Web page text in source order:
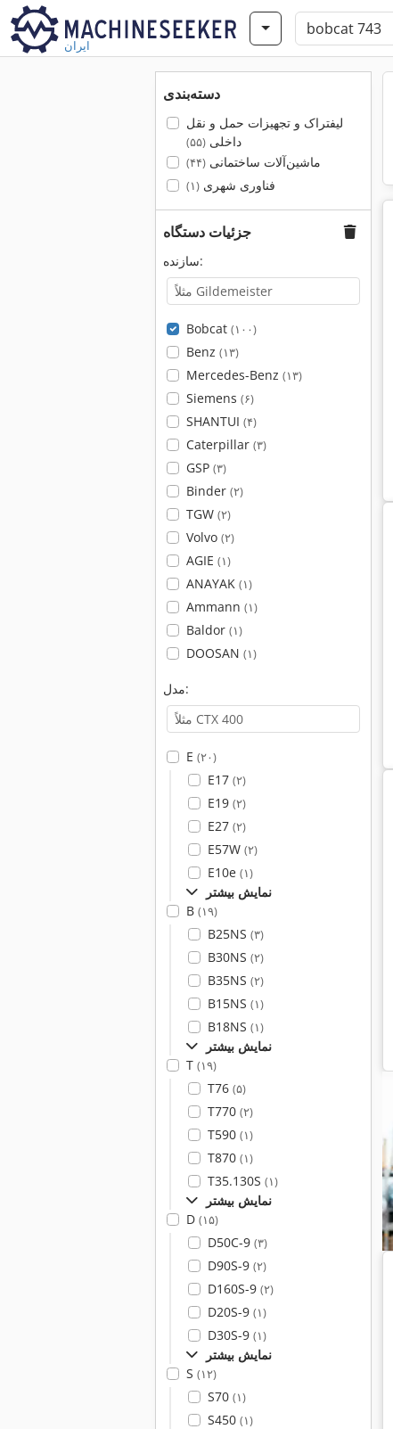
ایران
دسته‌بندی
لیفتراک و تجهیزات حمل و نقل
داخلی(۵۵)
ماشین‌آلات ساختمانی(۴۴)
فناوری شهری(۱)
جزئیات دستگاه
سازنده:
Bobcat (۱۰۰)
Benz (۱۳)
Mercedes-Benz (۱۳)
Siemens (۶)
SHANTUI (۴)
Caterpillar (۳)
GSP (۳)
Binder (۲)
TGW (۲)
Volvo (۲)
AGIE (۱)
ANAYAK (۱)
Ammann (۱)
Baldor (۱)
DOOSAN (۱)
مدل:
E (۲۰)
E17 (۲)
E19 (۲)
E27 (۲)
E57W (۲)
E10e (۱)
نمایش بیشتر
B (۱۹)
B25NS (۳)
B30NS (۲)
B35NS (۲)
B15NS (۱)
B18NS (۱)
نمایش بیشتر
T (۱۹)
T76 (۵)
T770 (۲)
T590 (۱)
T870 (۱)
T35.130S (۱)
نمایش بیشتر
D (۱۵)
D50C-9 (۳)
D90S-9 (۲)
D160S-9 (۲)
D20S-9 (۱)
D30S-9 (۱)
نمایش بیشتر
S (۱۲)
S70 (۱)
S450 (۱)